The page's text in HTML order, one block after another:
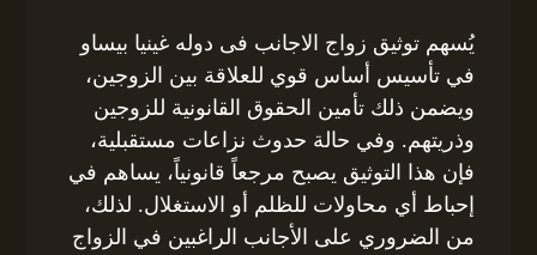
يُسهم توثيق زواج الاجانب فى دوله غينيا بيساو
في تأسيس أساس قوي للعلاقة بين الزوجين،
ويضمن ذلك تأمين الحقوق القانونية للزوجين
وذريتهم. وفي حالة حدوث نزاعات مستقبلية،
فإن هذا التوثيق يصبح مرجعاً قانونياً، يساهم في
إحباط أي محاولات للظلم أو الاستغلال. لذلك،
من الضروري على الأجانب الراغبين في الزواج